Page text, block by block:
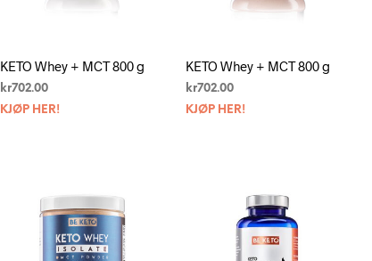
KETO Whey + MCT 800 g
kr702.00
KJØP HER!
KETO Whey + MCT 800 g
kr702.00
KJØP HER!